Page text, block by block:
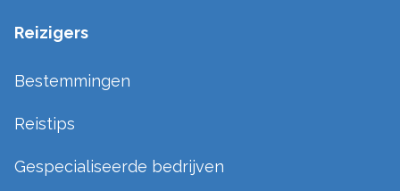
Reizigers
Bestemmingen
Reistips
Gespecialiseerde bedrijven